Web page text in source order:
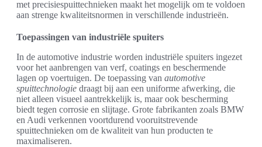
met precisiespuittechnieken maakt het mogelijk om te voldoen
aan strenge kwaliteitsnormen in verschillende industrieën.
Toepassingen van industriële spuiters
In de automotive industrie worden industriële spuiters ingezet
voor het aanbrengen van verf, coatings en beschermende
lagen op voertuigen. De toepassing van automotive
spuittechnologie draagt bij aan een uniforme afwerking, die
niet alleen visueel aantrekkelijk is, maar ook bescherming
biedt tegen corrosie en slijtage. Grote fabrikanten zoals BMW
en Audi verkennen voortdurend vooruitstrevende
spuittechnieken om de kwaliteit van hun producten te
maximaliseren.